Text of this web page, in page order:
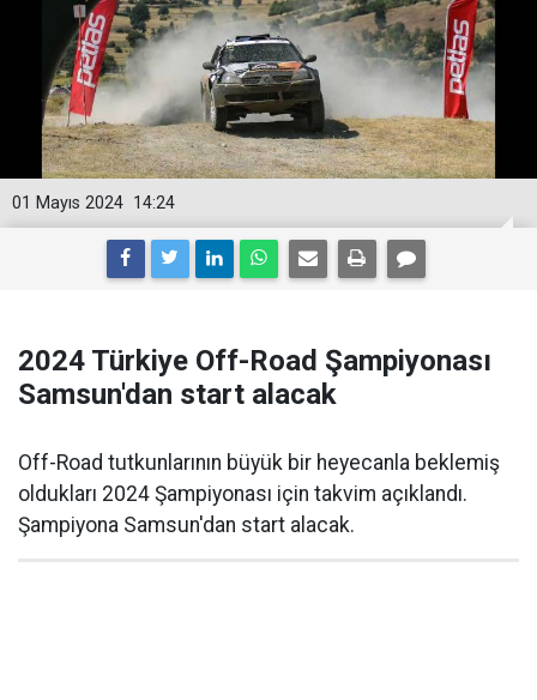
14:24
01 Mayıs 2024
2024 Türkiye Off-Road Şampiyonası
Samsun'dan start alacak
Off-Road tutkunlarının büyük bir heyecanla beklemiş
oldukları 2024 Şampiyonası için takvim açıklandı.
Şampiyona Samsun'dan start alacak.